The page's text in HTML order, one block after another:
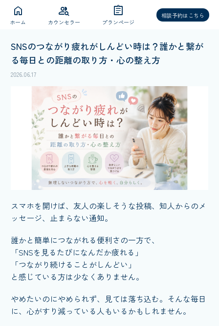
home
ホーム
group_search
カウンセラー
assignment
プランページ
相談予約はこちら
SNSのつながり疲れがしんどい時は？誰かと繋が
る毎日との距離の取り方・心の整え方
2026.06.17
スマホを開けば、友人の楽しそうな投稿、知人からのメ
ッセージ、止まらない通知。
誰かと簡単につながれる便利さの一方で、
「SNSを見るたびになんだか疲れる」
「つながり続けることがしんどい」
と感じている方は少なくありません。
やめたいのにやめられず、見ては落ち込む。そんな毎日
に、心がすり減っている人もいるかもしれません。